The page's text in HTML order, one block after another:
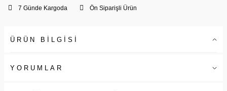
7 Günde Kargoda Ön Siparişli Ürün
ÜRÜN BİLGİSİ
YORUMLAR